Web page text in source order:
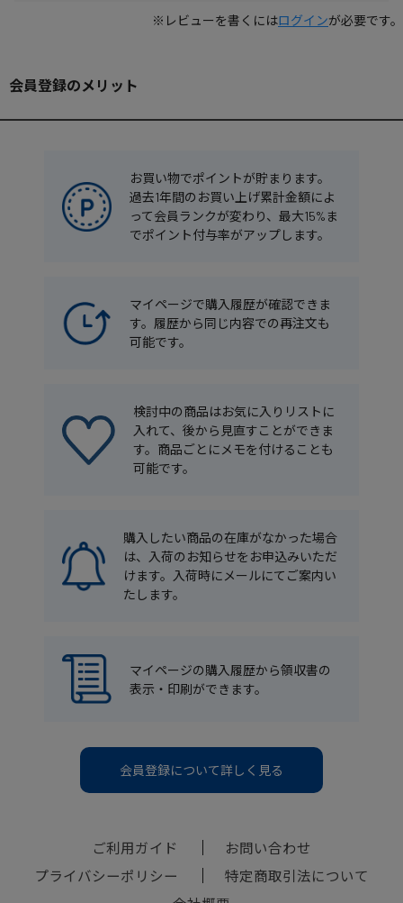
※レビューを書くにはログインが必要です。
会員登録のメリット
お買い物でポイントが貯まります。
過去1年間のお買い上げ累計金額によ
って会員ランクが変わり、最大15%ま
でポイント付与率がアップします。
マイページで購入履歴が確認できま
す。履歴から同じ内容での再注文も
可能です。
検討中の商品はお気に入りリストに
入れて、後から見直すことができま
す。商品ごとにメモを付けることも
可能です。
購入したい商品の在庫がなかった場合
は、入荷のお知らせをお申込みいただ
けます。入荷時にメールにてご案内い
たします。
マイページの購入履歴から領収書の
表示・印刷ができます。
会員登録について詳しく見る
ご利用ガイド
お問い合わせ
プライバシーポリシー
特定商取引法について